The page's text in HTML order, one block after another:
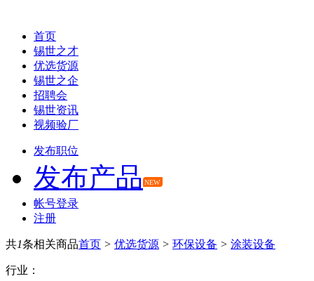
首页
锡世之才
优选货源
锡世之企
招聘会
锡世资讯
视频验厂
发布职位
发布产品 NEW
帐号登录
注册
共1条相关商品首页 > 优选货源 > 环保设备 > 涂装设备
行业：